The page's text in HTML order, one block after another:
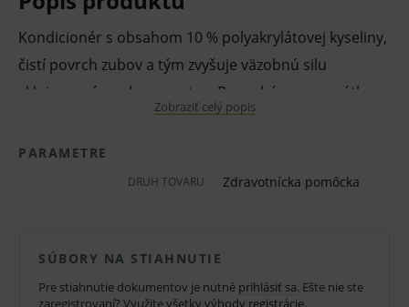
Kondicionér s obsahom 10 % polyakrylátovej kyseliny,
čistí povrch zubov a tým zvyšuje väzobnú silu
skloionomérnych cementov. Ponecháva smer zátky v
dentínových tubuloch a znižuje tak riziko citlivosti po
výkone. Zlepšuje okrajový uzáver a trvanlivosť výplne.
Vlastnosti a výhody:
Zobraziť celý popis
PARAMETRE
DRUH TOVARU Zdravotnícka pomôcka
SÚBORY NA STIAHNUTIE
Pre stiahnutie dokumentov je nutné prihlásiť sa. Ešte nie ste
zaregistrovaní? Využite všetky výhody registrácie.